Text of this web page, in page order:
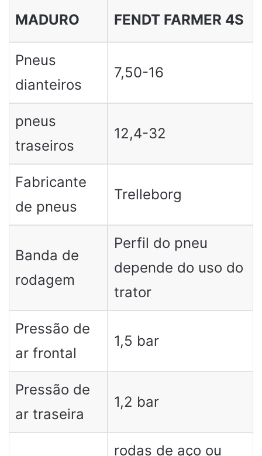
MADURO FENDT FARMER 4S
Pneus
dianteiros
7,50-16
pneus
traseiros
12,4-32
Fabricante
de pneus
Trelleborg
Banda de
rodagem
Perfil do pneu
depende do uso do
trator
Pressão de
ar frontal
1,5 bar
Pressão de
ar traseira
1,2 bar
rodas de aço ou